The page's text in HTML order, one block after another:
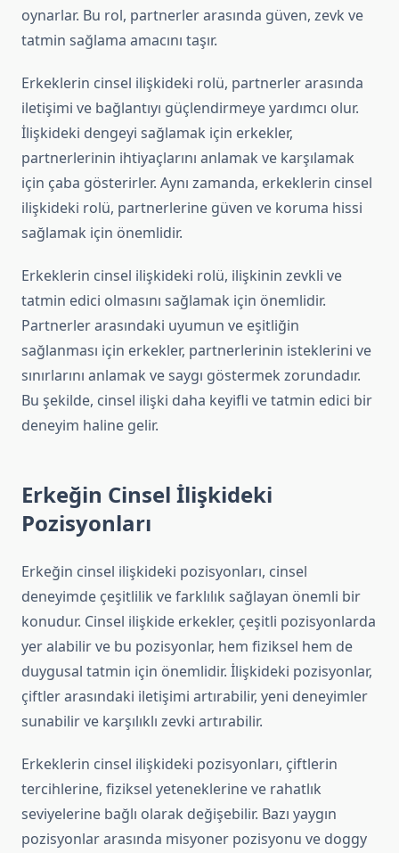
oynarlar. Bu rol, partnerler arasında güven, zevk ve
tatmin sağlama amacını taşır.
Erkeklerin cinsel ilişkideki rolü, partnerler arasında
iletişimi ve bağlantıyı güçlendirmeye yardımcı olur.
İlişkideki dengeyi sağlamak için erkekler,
partnerlerinin ihtiyaçlarını anlamak ve karşılamak
için çaba gösterirler. Aynı zamanda, erkeklerin cinsel
ilişkideki rolü, partnerlerine güven ve koruma hissi
sağlamak için önemlidir.
Erkeklerin cinsel ilişkideki rolü, ilişkinin zevkli ve
tatmin edici olmasını sağlamak için önemlidir.
Partnerler arasındaki uyumun ve eşitliğin
sağlanması için erkekler, partnerlerinin isteklerini ve
sınırlarını anlamak ve saygı göstermek zorundadır.
Bu şekilde, cinsel ilişki daha keyifli ve tatmin edici bir
deneyim haline gelir.
Erkeğin Cinsel İlişkideki
Pozisyonları
Erkeğin cinsel ilişkideki pozisyonları, cinsel
deneyimde çeşitlilik ve farklılık sağlayan önemli bir
konudur. Cinsel ilişkide erkekler, çeşitli pozisyonlarda
yer alabilir ve bu pozisyonlar, hem fiziksel hem de
duygusal tatmin için önemlidir. İlişkideki pozisyonlar,
çiftler arasındaki iletişimi artırabilir, yeni deneyimler
sunabilir ve karşılıklı zevki artırabilir.
Erkeklerin cinsel ilişkideki pozisyonları, çiftlerin
tercihlerine, fiziksel yeteneklerine ve rahatlık
seviyelerine bağlı olarak değişebilir. Bazı yaygın
pozisyonlar arasında misyoner pozisyonu ve doggy